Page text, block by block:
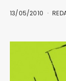
13/05/2010